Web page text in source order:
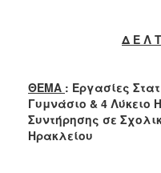
2013
2012
2011
Δ Ε Λ
ΘΕΜΑ : Εργασίες
Γυμνάσιο & 4 Λύκειο
Συντήρησης σε
Ηρακλείου